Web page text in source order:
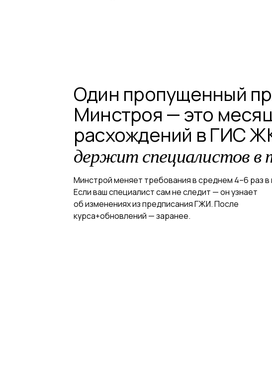
Один пропущенный
Минстроя — это
расхождений в ГИС
держит специалистов в
Минстрой меняет требования в среднем 4–6 раз в
Если ваш специалист сам не следит — он узнает
об изменениях из предписания ГЖИ. После
курса+обновлений — заранее.